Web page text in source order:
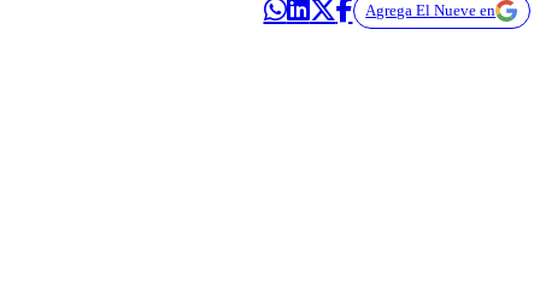
Agrega El Nueve en